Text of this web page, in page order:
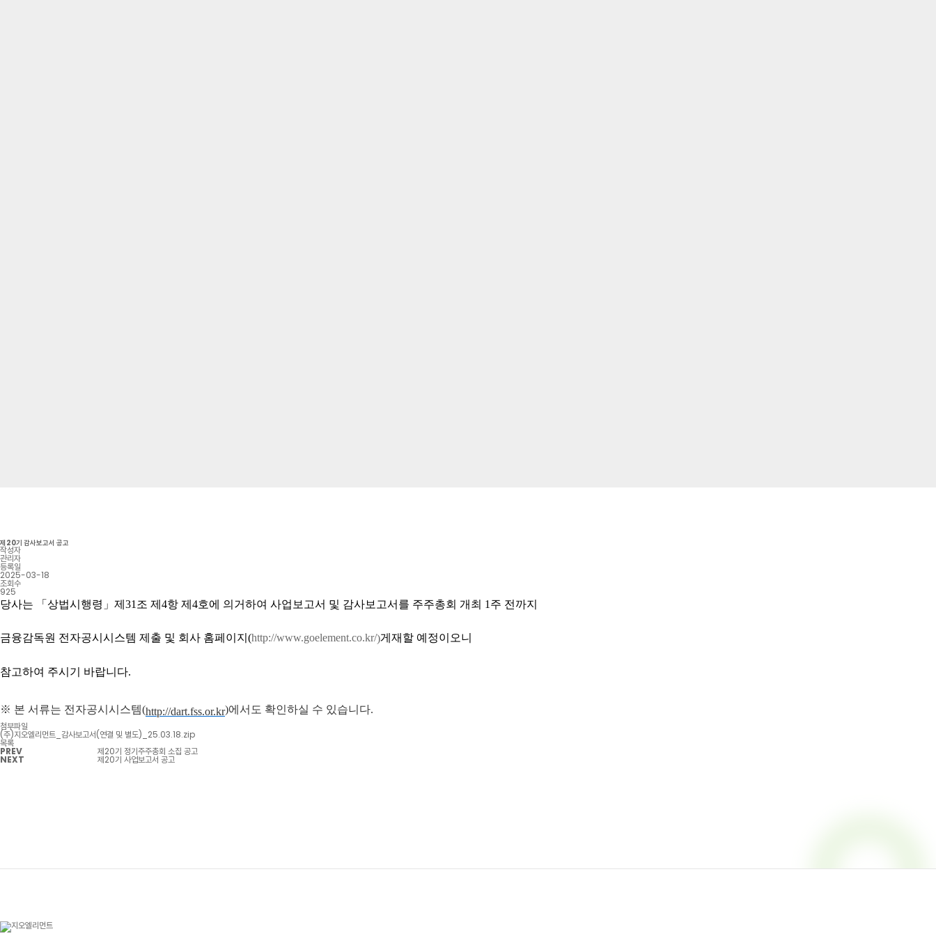
제20기 감사보고서 공고
작성자
관리자
등록일
2025-03-18
조회수
925
당사는 「상법시행령」제31조 제4항 제4호에 의거하여 사업보고서 및 감사보고서를 주주총회 개최 1주 전까지
금융감독원 전자공시시스템 제출 및 회사 홈페이지(http://www.goelement.co.kr/)게재할 예정이오니
참고하여 주시기 바랍니다.
※ 본 서류는 전자공시시스템(http://dart.fss.or.kr)에서도 확인하실 수 있습니다.
첨부파일
(주)지오엘리먼트_감사보고서(연결 및 별도)_25.03.18.zip
목록
PREV 제20기 정기주주총회 소집 공고
NEXT 제20기 사업보고서 공고